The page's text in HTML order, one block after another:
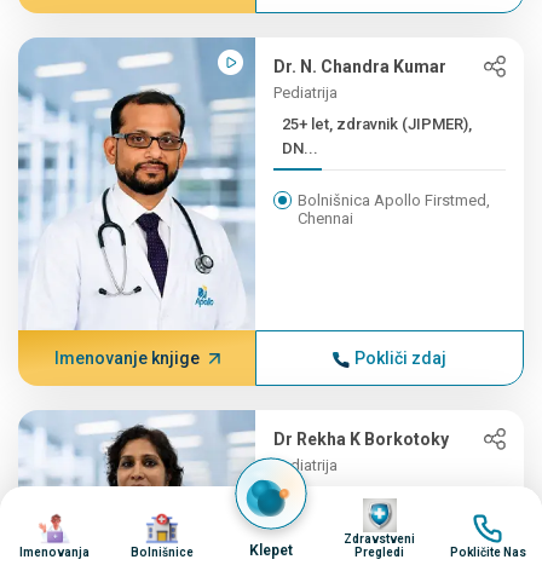
Dr. N. Chandra Kumar
Pediatrija
25+ let, zdravnik (JIPMER),
DN...
Bolnišnica Apollo Firstmed,
Chennai
Imenovanje knjige Pokliči zdaj
Dr Rekha K Borkotoky
Pediatrija
25+ let, dr. med.
(PEDIATRIJA...)
Image
Imenovanja
Image
Bolnišnice Klepet
Image
Zdravstveni
Pregledi
Image
Pokličite Nas